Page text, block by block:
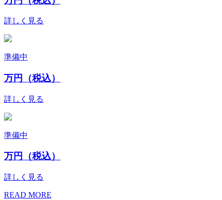
詳しく見る
準備中
万円（税込）
詳しく見る
準備中
万円（税込）
詳しく見る
READ MORE